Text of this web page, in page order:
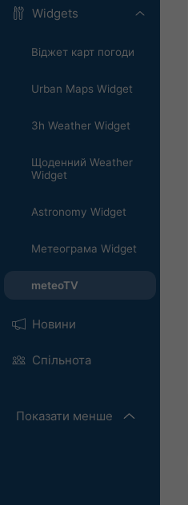
Widgets
Віджет карт погоди
Urban Maps Widget
3h Weather Widget
Щоденний Weather
Widget
Astronomy Widget
Метеограма Widget
meteoTV
Новини
Спільнота
Показати менше